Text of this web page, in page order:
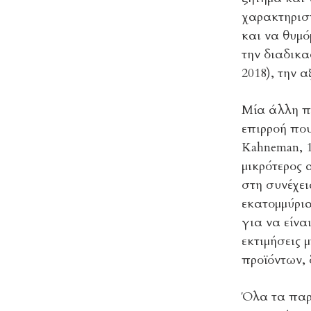
και να
την
2018), την
Μία άλλη
επιρροή
Kahneman,
μικρότερος
στη
για να
προϊόντων,
Όλα τα